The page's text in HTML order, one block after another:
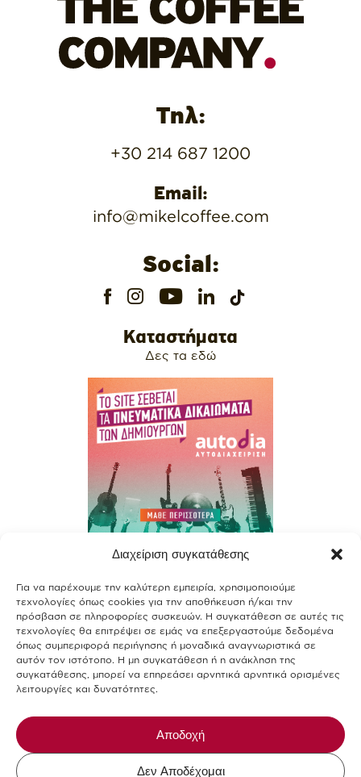
Διαχείριση συγκατάθεσης
Για να παρέχουμε την καλύτερη εμπειρία, χρησιμοποιούμε
τεχνολογίες όπως cookies για την αποθήκευση ή/και την
πρόσβαση σε πληροφορίες συσκευών. Η συγκατάθεση σε αυτές τις
τεχνολογίες θα επιτρέψει σε εμάς να επεξεργαστούμε δεδομένα
όπως συμπεριφορά περιήγησης ή μοναδικά αναγνωριστικά σε
αυτόν τον ιστότοπο. Η μη συγκατάθεση ή η ανάκληση της
συγκατάθεσης, μπορεί να επηρεάσει αρνητικά αρνητικά ορισμένες
λειτουργίες και δυνατότητες.
Αποδοχή
Δεν Αποδέχομαι
Τηλ:
+30 214 687 1200
Email:
info@mikelcoffee.com
Social:
Καταστήματα
Δες τα εδώ
Join our team
Terms of use
Privacy Policy
Cookies Policy
Allergens-Food Safety